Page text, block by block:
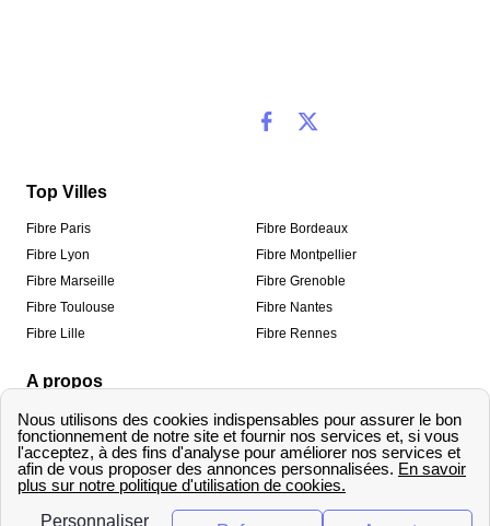
Top Villes
Fibre Paris
Fibre Lyon
Fibre Marseille
Fibre Toulouse
Fibre Lille
Fibre Bordeaux
Fibre Montpellier
Fibre Grenoble
Fibre Nantes
Fibre Rennes
A propos
Qui sommes-nous ?
Informations de contact
Méthodologie de classement
Mentions légales
Traitement des avis
Copyright © fibre-optique-eligibilite.fr 2026 – Tous